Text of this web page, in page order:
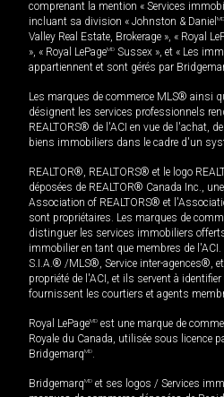
comprenant la mention « Services
incluant sa division « Johnston & Daniel MD
Valley Real Estate, Brokerage », « Royal
», « Royal LePageMD Sussex », et « Les
appartiennent et sont gérés par
Les marques de commerce MLS® ainsi
désignent les services professionnels
REALTORS® de l'ACI en vue de l'achat,
biens immobiliers dans le cadre d'un
REALTOR®, REALTORS® et le logo
déposées de REALTOR® Canada Inc.,
Association of REALTORS® et
sont propriétaires. Les marques de
distinguer les services immobiliers
immobilier en tant que membres de
S.I.A.® /MLS®, Service inter-agences®,
propriété de l'ACI, et ils servent à
fournissent les courtiers et agents
Royal LePageMD est une marque de
Royale du Canada, utilisée sous licence
BridgemarqMD.
BridgemarqMD et ses logos / Services